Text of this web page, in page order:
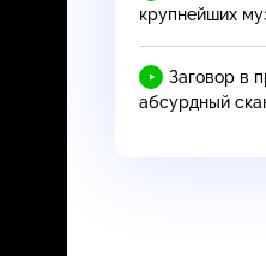
крупнейших
Заговор в
абсурдный